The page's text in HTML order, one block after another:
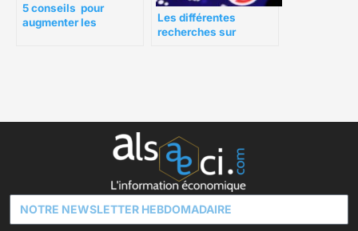
5 conseils pour
augmenter les
Les différentes
recherches sur